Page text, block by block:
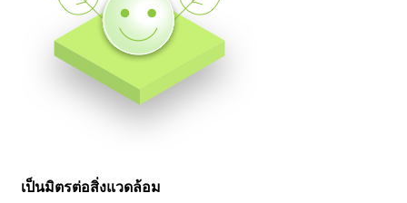
เป็นมิตรต่อสิ่งแวดล้อม